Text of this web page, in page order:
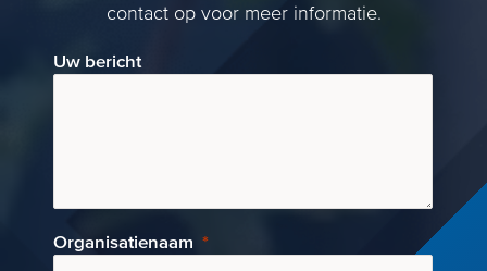
contact op voor meer informatie.
Uw bericht
Organisatienaam